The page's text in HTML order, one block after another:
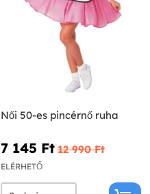
Női 50-es pincérnő ruha
7 145 Ft‎ 12 990 Ft‎
ELÉRHETŐ